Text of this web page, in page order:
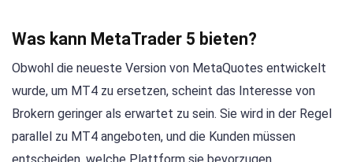
Was kann MetaTrader 5 bieten?
Obwohl die neueste Version von MetaQuotes entwickelt
wurde, um MT4 zu ersetzen, scheint das Interesse von
Brokern geringer als erwartet zu sein. Sie wird in der Regel
parallel zu MT4 angeboten, und die Kunden müssen